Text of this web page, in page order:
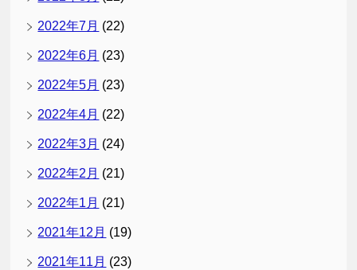
2022年7月 (22)
2022年6月 (23)
2022年5月 (23)
2022年4月 (22)
2022年3月 (24)
2022年2月 (21)
2022年1月 (21)
2021年12月 (19)
2021年11月 (23)